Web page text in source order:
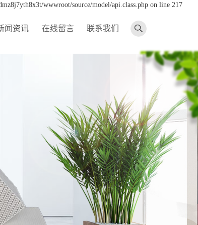
wwwroot/source/model/api.class.php on line 217
闻资讯 在线留言 联系我们